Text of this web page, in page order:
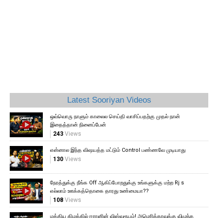
Latest Sooriyan Videos
ஒவ்வொரு நாளும் காலைல செய்தி வாசிப்பதற்கு முதல் நான்
இதைத்தான் நினைப்பேன்
243Views
என்னால இந்த விஷயத்த மட்டும் Control பண்ணவே முடியாது
130Views
நேரத்துக்கு நீங்க Off ஆகிப்போறதுக்கு உங்களுக்கு மற்ற Rj s
எல்லாம் ஊக்கத்தொகை தாரது உண்மையா??
108Views
மத்திய கிழக்கில் ஈரானின் விஸ்வரூபம்! அமெரிக்காவுக்கு விழுந்த